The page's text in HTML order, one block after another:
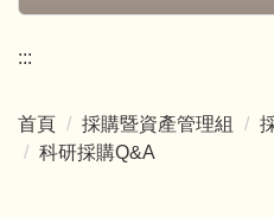
:::
首頁 採購暨資產管理組
科研採購Q&A